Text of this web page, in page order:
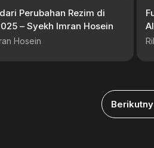
Perubahan Rezim di
– Syekh Imran Hosein
Hosein